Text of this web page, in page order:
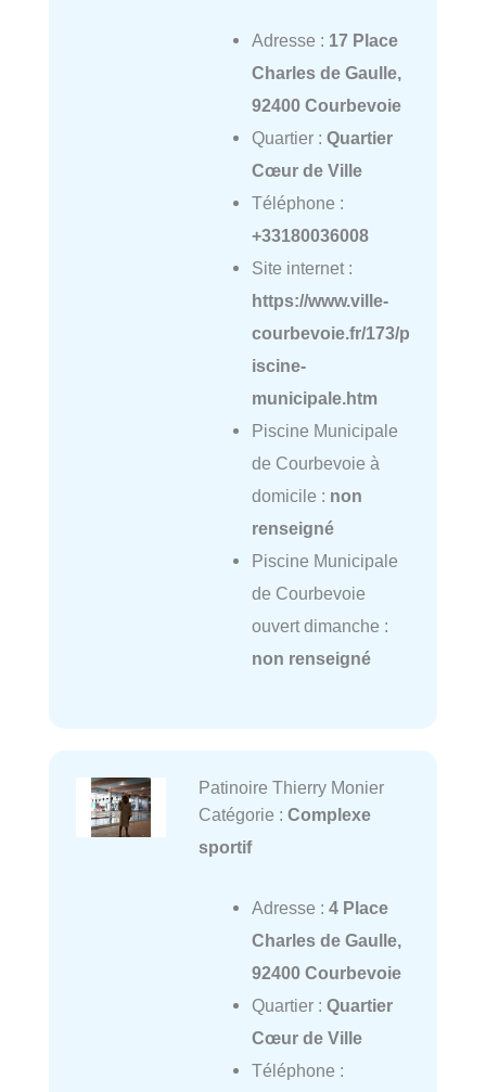
Adresse : 17 Place
Charles de Gaulle,
92400 Courbevoie
Quartier : Quartier
Cœur de Ville
Téléphone :
+33180036008
Site internet :
https://www.ville-
courbevoie.fr/173/p
iscine-
municipale.htm
Piscine Municipale
de Courbevoie à
domicile : non
renseigné
Piscine Municipale
de Courbevoie
ouvert dimanche :
non renseigné
Patinoire Thierry Monier
Catégorie : Complexe
sportif
Adresse : 4 Place
Charles de Gaulle,
92400 Courbevoie
Quartier : Quartier
Cœur de Ville
Téléphone :